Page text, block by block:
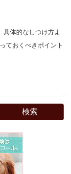
具体的なしつけ方よ
ておくべきポイント